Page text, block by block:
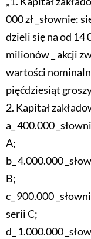
000 zł _słownie:
dzieli się na od 14
milionów _ akcji
wartości
pięćdziesiąt
2. Kapitał
a_ 400.000
A;
b_ 4.000.000
B;
c_ 900.000
serii C;
d_ 1.000.000